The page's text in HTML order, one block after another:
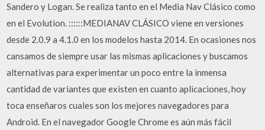
Sandero y Logan. Se realiza tanto en el Media Nav Clásico como
en el Evolution. ::::::MEDIANAV CLÁSICO viene en versiones
desde 2.0.9 a 4.1.0 en los modelos hasta 2014. En ocasiones nos
cansamos de siempre usar las mismas aplicaciones y buscamos
alternativas para experimentar un poco entre la inmensa
cantidad de variantes que existen en cuanto aplicaciones, hoy
toca enseñaros cuales son los mejores navegadores para
Android. En el navegador Google Chrome es aún más fácil